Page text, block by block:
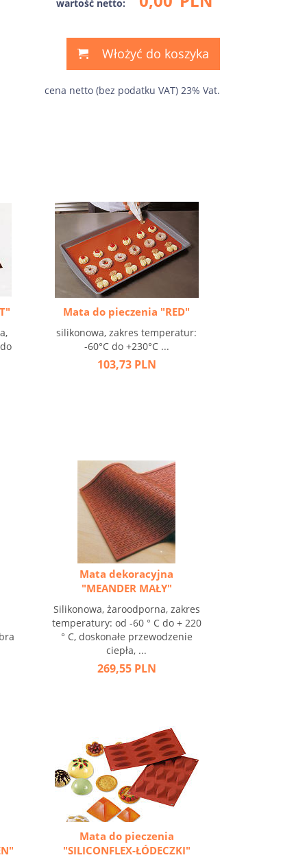
wartość netto:
Włożyć do koszyka
cena netto (bez podatku VAT) 23% Vat.
Mata do pieczenia "RED"
silikonowa, zakres temperatur:
-60°C do +230°C ...
103,73 PLN
Mata dekoracyjna
"MEANDER MAŁY"
Silikonowa, żaroodporna, zakres
temperatury: od -60 ° C do + 220
° C, doskonałe przewodzenie
ciepła, ...
269,55 PLN
Mata do pieczenia
"SILICONFLEX-ŁÓDECZKI"